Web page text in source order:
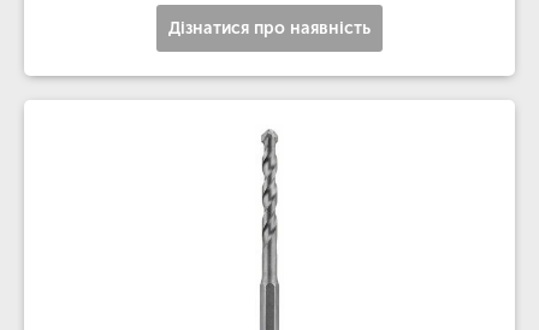
Дізнатися про наявність